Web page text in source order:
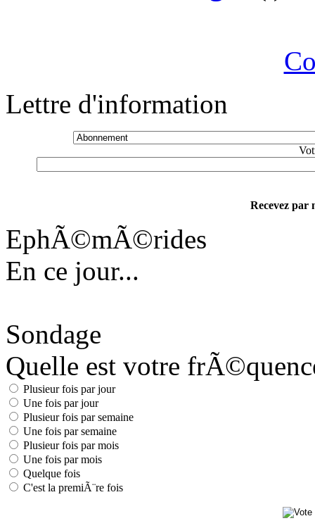
Lettre d'information
Recevez par
EphÃ©mÃ©rides
En ce jour...
Sondage
Quelle est votre
Plusieur fois par jour
Une fois par jour
Plusieur fois par semaine
Une fois par semaine
Plusieur fois par mois
Une fois par mois
Quelque fois
C'est la premiÃ¨re fois